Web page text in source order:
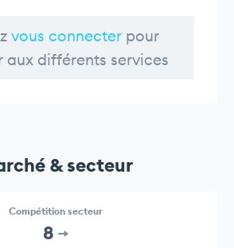
vous connecter pour
aux différents services
& secteur
Compétition secteur
8